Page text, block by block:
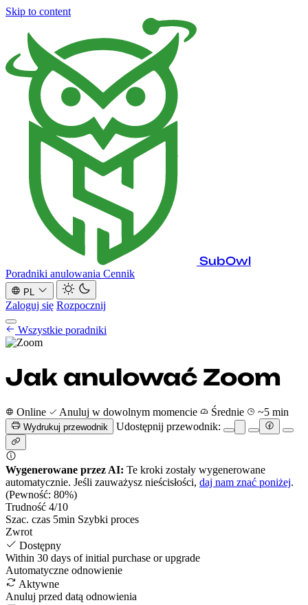
Skip to content
SubOwl
Poradniki anulowania Cennik
PL
Zaloguj się Rozpocznij
Poradniki anulowania Cennik
PL
Wszystkie poradniki
Jak anulować Zoom
Online Anuluj w dowolnym momencie Średnie ~5 min
Wydrukuj przewodnik Udostępnij przewodnik:
Wygenerowane przez AI: Te kroki zostały wygenerowane
automatycznie. Jeśli zauważysz nieścisłości, daj nam znać poniżej.
(Pewność: 80%)
Trudność 4/10
Szac. czas 5min Szybki proces
Zwrot
Dostępny
Within 30 days of initial purchase or upgrade
Automatyczne odnowienie
Aktywne
Anuluj przed datą odnowienia